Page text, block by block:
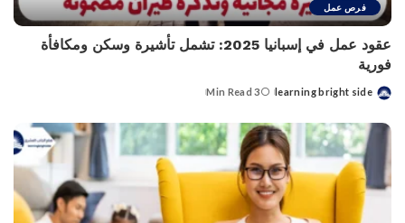
فرص عمل
عقود عمل في إسبانيا 2025: تشمل تأشيرة وسكن ومكافأة
فورية
Posted
learning bright side
3 Min Read